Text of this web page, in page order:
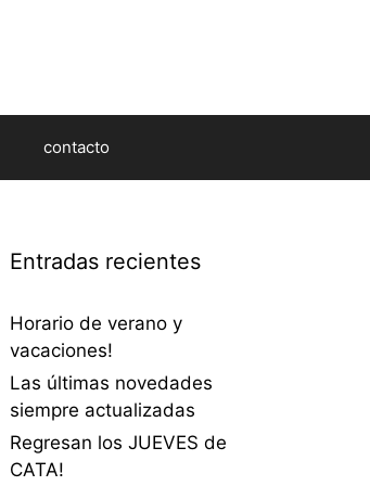
contacto
Entradas recientes
Horario de verano y
vacaciones!
Las últimas novedades
siempre actualizadas
Regresan los JUEVES de
CATA!